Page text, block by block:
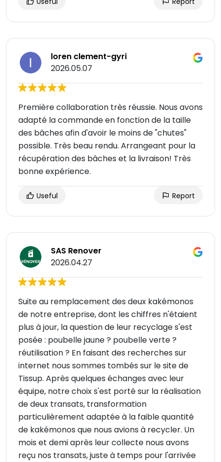
loren clement-gyri
2026.05.07
Première collaboration très réussie. Nous avons
adapté la commande en fonction de la taille
des bâches afin d'avoir le moins de "chutes"
possible. Très beau rendu. Arrangeant pour la
récupération des bâches et la livraison! Très
bonne expérience.
Useful Report
SAS Renover
2026.04.27
Suite au remplacement des deux kakémonos
de notre entreprise, dont les chiffres n'étaient
plus à jour, la question de leur recyclage s'est
posée : poubelle jaune ? poubelle verte ?
réutilisation ? En faisant des recherches sur
internet nous sommes tombés sur le site de
Tissup. Après quelques échanges avec leur
équipe, notre choix s'est porté sur la réalisation
de deux transats, transformation
particulièrement adaptée à la faible quantité
de kakémonos que nous avions à recycler. Un
mois et demi après leur collecte nous avons
reçu nos transats, juste à temps pour l'arrivée